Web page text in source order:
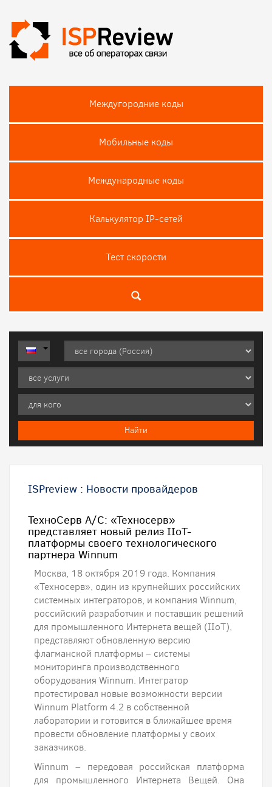
Междугородние коды
Мобильные коды
Международные коды
Калькулятор IP-сетей
Тест скороcти
ISPreview : Новости провайдеров
ТехноСерв А/С: «Техносерв»
представляет новый релиз IIoT-
платформы своего технологического
партнера Winnum
Москва, 18 октября 2019 года. Компания
«Техносерв», один из крупнейших российских
системных интеграторов, и компания Winnum,
российский разработчик и поставщик решений
для промышленного Интернета вещей (IIoT),
представляют обновленную версию
флагманской платформы – системы
мониторинга производственного
оборудования Winnum. Интегратор
протестировал новые возможности версии
Winnum Platform 4.2 в собственной
лаборатории и готовится в ближайшее время
провести обновление платформы у своих
заказчиков.
Winnum – передовая российская платформа
для промышленного Интернета Вещей. Она